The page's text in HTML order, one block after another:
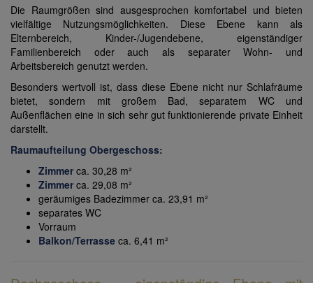
Die Raumgrößen sind ausgesprochen komfortabel und bieten
vielfältige Nutzungsmöglichkeiten. Diese Ebene kann als
Elternbereich, Kinder-/Jugendebene, eigenständiger
Familienbereich oder auch als separater Wohn- und
Arbeitsbereich genutzt werden.
Besonders wertvoll ist, dass diese Ebene nicht nur Schlafräume
bietet, sondern mit großem Bad, separatem WC und
Außenflächen eine in sich sehr gut funktionierende private Einheit
darstellt.
Raumaufteilung Obergeschoss:
Zimmer ca. 30,28 m²
Zimmer ca. 29,08 m²
geräumiges Badezimmer ca. 23,91 m²
separates WC
Vorraum
Balkon/Terrasse ca. 6,41 m²